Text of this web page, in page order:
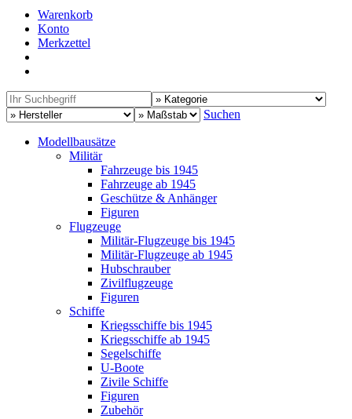
Warenkorb
Konto
Merkzettel
Suchen
Modellbausätze
Militär
Fahrzeuge bis 1945
Fahrzeuge ab 1945
Geschütze & Anhänger
Figuren
Flugzeuge
Militär-Flugzeuge bis 1945
Militär-Flugzeuge ab 1945
Hubschrauber
Zivilflugzeuge
Figuren
Schiffe
Kriegsschiffe bis 1945
Kriegsschiffe ab 1945
Segelschiffe
U-Boote
Zivile Schiffe
Figuren
Zubehör